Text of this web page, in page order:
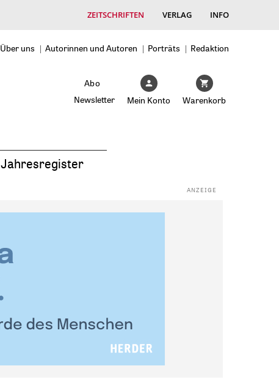
ZEITSCHRIFTEN VERLAG INFO
Über uns Autorinnen und Autoren Porträts
Redaktion
Abo
Newsletter
Mein Konto Warenkorb
Jahresregister